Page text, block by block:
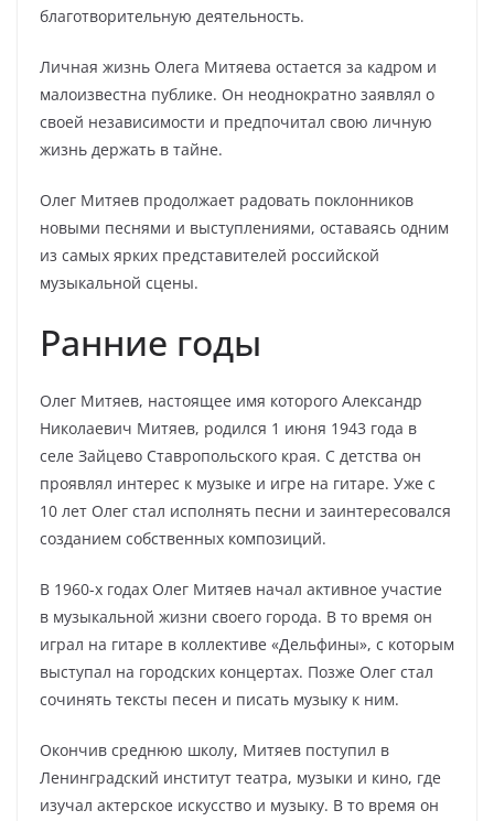
благотворительную деятельность.
Личная жизнь Олега Митяева остается за кадром и
малоизвестна публике. Он неоднократно заявлял о
своей независимости и предпочитал свою личную
жизнь держать в тайне.
Олег Митяев продолжает радовать поклонников
новыми песнями и выступлениями, оставаясь одним
из самых ярких представителей российской
музыкальной сцены.
Ранние годы
Олег Митяев, настоящее имя которого Александр
Николаевич Митяев, родился 1 июня 1943 года в
селе Зайцево Ставропольского края. С детства он
проявлял интерес к музыке и игре на гитаре. Уже с
10 лет Олег стал исполнять песни и заинтересовался
созданием собственных композиций.
В 1960-х годах Олег Митяев начал активное участие
в музыкальной жизни своего города. В то время он
играл на гитаре в коллективе «Дельфины», с которым
выступал на городских концертах. Позже Олег стал
сочинять тексты песен и писать музыку к ним.
Окончив среднюю школу, Митяев поступил в
Ленинградский институт театра, музыки и кино, где
изучал актерское искусство и музыку. В то время он